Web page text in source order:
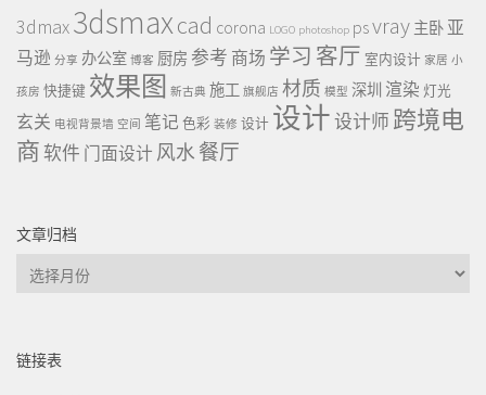
3dmax3dsmaxcad corona LOGO photoshop psvray 主卧 亚
马逊 分享 办公室 博客 厨房 参考 商场 学习 客厅 室内设计 家居 小
孩房 快捷键 效果图 新古典 施工 旗舰店 材质 模型 深圳 渲染 灯光
玄关 电视背景墙 空间 笔记 色彩 装修 设计 设计设计师 跨境电
商软件 门面设计 风水 餐厅
文章归档
文
链接表